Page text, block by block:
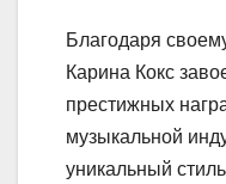
Благодаря
Карина Кокс
престижных
музыкальной
уникальный